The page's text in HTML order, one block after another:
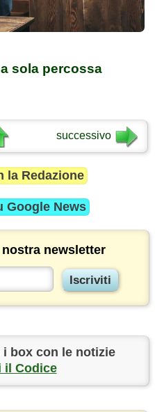
sola percossa
successivo
la Redazione
Google News
newsletter
box con le notizie
il Codice